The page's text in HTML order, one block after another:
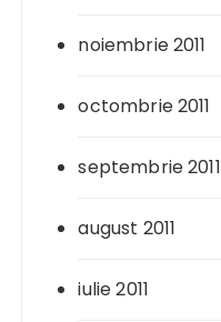
noiembrie 2011
octombrie 2011
septembrie 2011
august 2011
iulie 2011